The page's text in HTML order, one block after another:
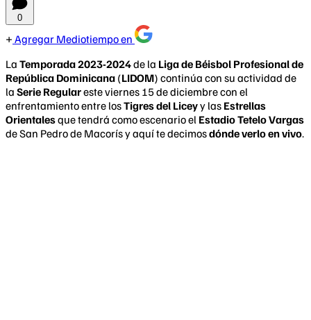
0
Agregar Mediotiempo en
La Temporada 2023-2024de la Liga de Béisbol Profesional de
República Dominicana (LIDOM) continúa con su actividad de
la Serie Regulareste viernes 15 de diciembre con el
enfrentamiento entre losTigres del Liceyy las Estrellas
Orientalesque tendrá como escenario el Estadio Tetelo Vargas
de San Pedro de Macorís y aquí te decimosdónde verlo en vivo.